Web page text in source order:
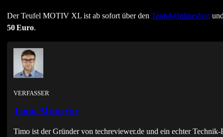
Der Teufel MOTIV XL ist ab sofort über den Teufel-Onlineshop
50 Euro.
VERFASSER
Timo Altmeyer
Timo ist der Gründer von techreviewer.de und ein echter